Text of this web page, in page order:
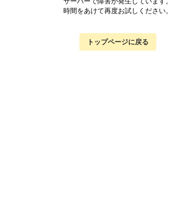
時間をあけて再度お試しください。
トップページに戻る